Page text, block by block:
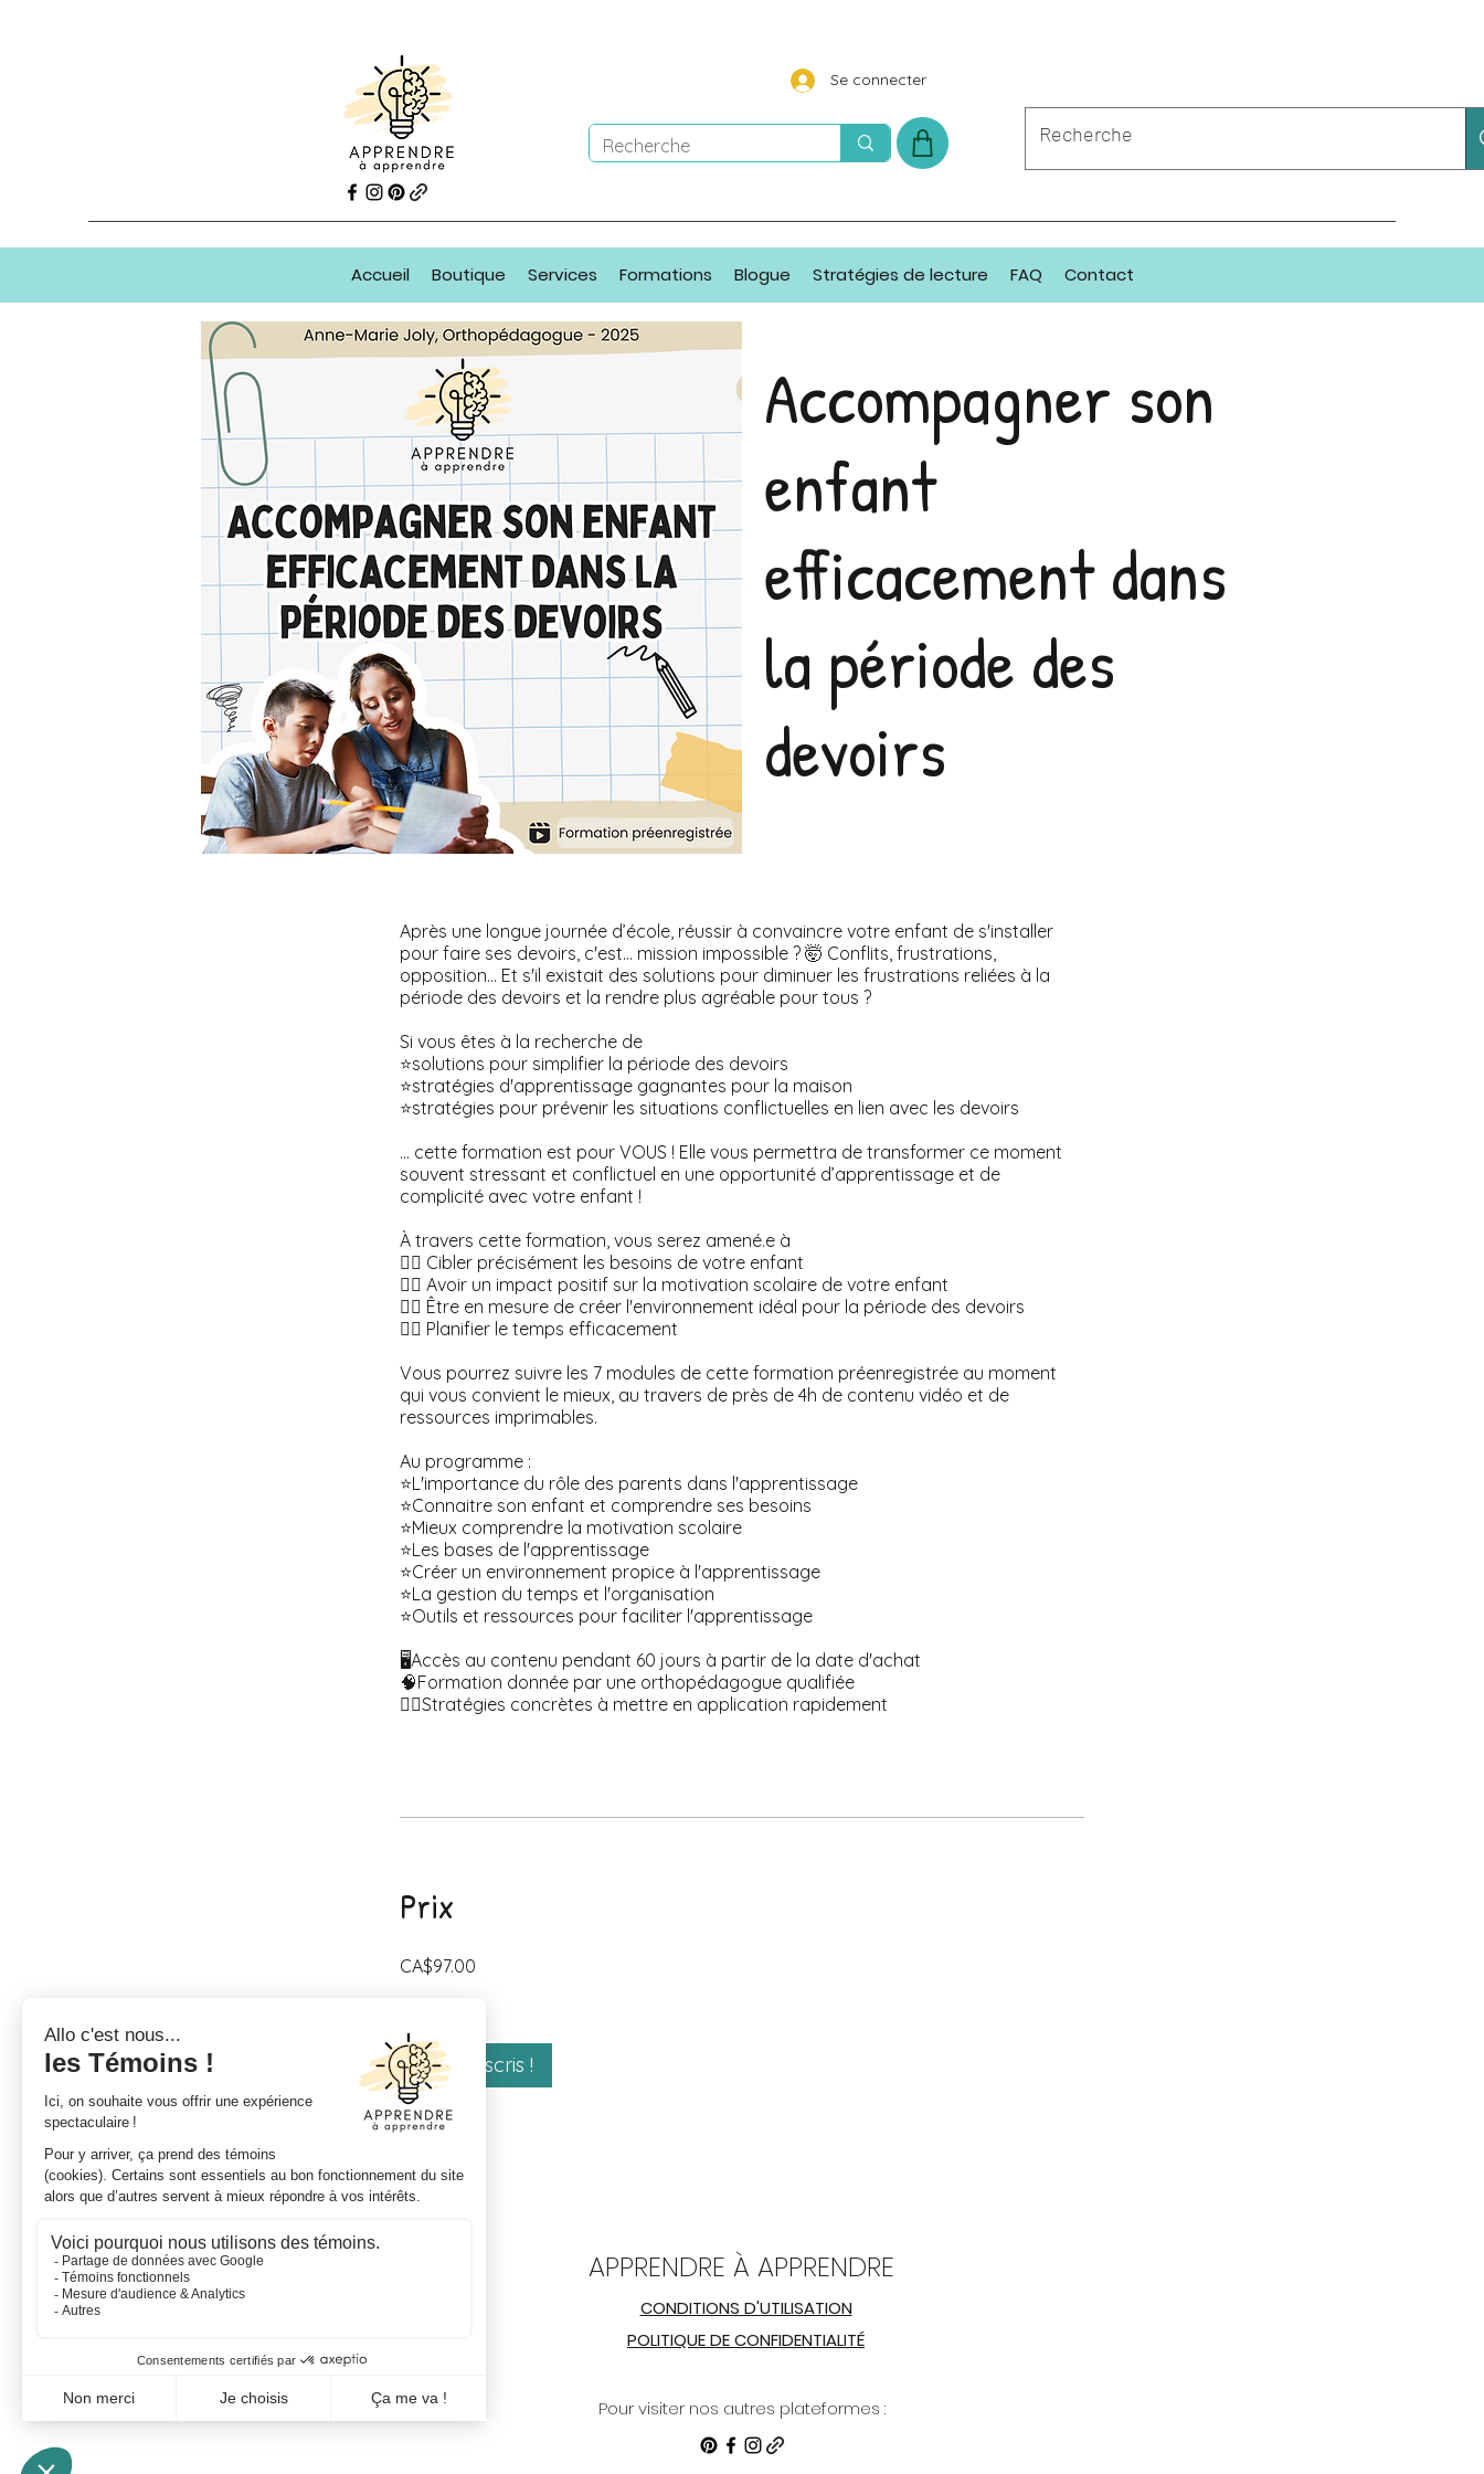
Se connecter
Accueil Boutique Services Formations Blogue Stratégies de lecture FAQ Contact
Accompagner son
enfant
efficacement dans
la période des
devoirs
Après une longue journée d’école, réussir à convaincre votre enfant de s'installer
pour faire ses devoirs, c'est… mission impossible ? 🤯 Conflits, frustrations,
opposition… Et s'il existait des solutions pour diminuer les frustrations reliées à la
période des devoirs et la rendre plus agréable pour tous ?
Si vous êtes à la recherche de
⭐️solutions pour simplifier la période des devoirs
⭐️stratégies d'apprentissage gagnantes pour la maison
⭐️stratégies pour prévenir les situations conflictuelles en lien avec les devoirs
… cette formation est pour VOUS ! Elle vous permettra de transformer ce moment
souvent stressant et conflictuel en une opportunité d’apprentissage et de
complicité avec votre enfant !
À travers cette formation, vous serez amené.e à
👉🏻 Cibler précisément les besoins de votre enfant
👉🏻 Avoir un impact positif sur la motivation scolaire de votre enfant
👉🏻 Être en mesure de créer l'environnement idéal pour la période des devoirs
👉🏻 Planifier le temps efficacement
Vous pourrez suivre les 7 modules de cette formation préenregistrée au moment
qui vous convient le mieux, au travers de près de 4h de contenu vidéo et de
ressources imprimables.
Au programme :
⭐️L'importance du rôle des parents dans l'apprentissage
⭐️Connaitre son enfant et comprendre ses besoins
⭐️Mieux comprendre la motivation scolaire
⭐️Les bases de l'apprentissage
⭐️Créer un environnement propice à l'apprentissage
⭐️La gestion du temps et l'organisation
⭐️Outils et ressources pour faciliter l'apprentissage
🖥️Accès au contenu pendant 60 jours à partir de la date d'achat
🧠Formation donnée par une orthopédagogue qualifiée
👍🏻Stratégies concrètes à mettre en application rapidement
Prix
CA$97.00
Je m'inscris !
APPRENDRE À APPRENDRE
CONDITIONS D'UTILISATION
POLITIQUE DE CONFIDENTIALITÉ
Pour visiter nos autres plateformes :